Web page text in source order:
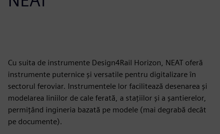
Cu suita de instrumente Design4Rail Horizon, NEAT oferă
instrumente puternice și versatile pentru digitalizare în
sectorul feroviar. Instrumentele lor facilitează desenarea și
modelarea liniilor de cale ferată, a stațiilor și a șantierelor,
permițând ingineria bazată pe modele (mai degrabă decât
pe documente).